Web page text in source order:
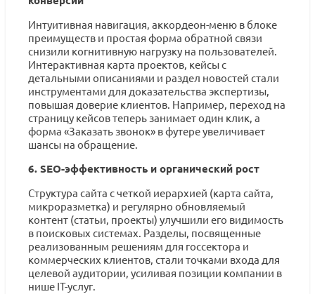
Интуитивная навигация, аккордеон-меню в блоке
преимуществ и простая форма обратной связи
снизили когнитивную нагрузку на пользователей.
Интерактивная карта проектов, кейсы с
детальными описаниями и раздел новостей стали
инструментами для доказательства экспертизы,
повышая доверие клиентов. Например, переход на
страницу кейсов теперь занимает один клик, а
форма «Заказать звонок» в футере увеличивает
шансы на обращение.
6. SEO-эффективность и органический рост
Структура сайта с четкой иерархией (карта сайта,
микроразметка) и регулярно обновляемый
контент (статьи, проекты) улучшили его видимость
в поисковых системах. Разделы, посвященные
реализованным решениям для госсектора и
коммерческих клиентов, стали точками входа для
целевой аудитории, усиливая позиции компании в
нише IT-услуг.